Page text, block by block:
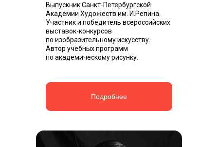
Подробнее
Выпускник Санкт-Петербургской
Академии Художеств им. И.Репина.
Участник и победитель всероссийских
выставок-конкурсов
по изобразительному искусству.
Автор учебных программ
по академическому рисунку.